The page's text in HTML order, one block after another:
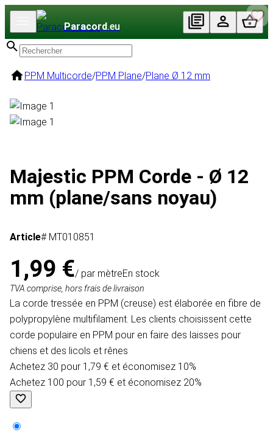
Paracord.eu
PPM Multicorde/PPM Plane/Plane Ø 12 mm
Majestic PPM Corde - Ø 12
mm (plane/sans noyau)
Article# MT010851
1,99 €/ par mètreEn stock
TVA comprise, hors frais de livraison
La corde tressée en PPM (creuse) est élaborée en fibre de
polypropylène multifilament. Les clients choisissent cette
corde populaire en PPM pour en faire des laisses pour
chiens et des licols et rênes
Achetez 30 pour 1,79 € et économisez 10%
Achetez 100 pour 1,59 € et économisez 20%